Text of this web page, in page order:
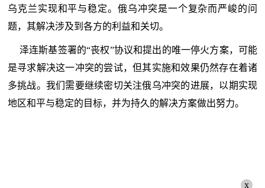
乌克兰实现和平与稳定。俄乌冲突是一个复杂而严峻的问
题，其解决涉及到各方的利益和关切。
泽连斯基签署的“丧权”协议和提出的唯一停火方案，可能
是寻求解决这一冲突的尝试，但其实施和效果仍然存在着诸
多挑战。我们需要继续密切关注俄乌冲突的进展，以期实现
地区和平与稳定的目标，并为持久的解决方案做出努力。
x